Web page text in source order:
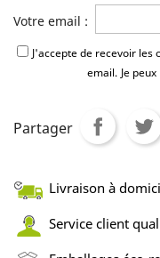
Votre email :
J'accepte de recevoir les
email. Je
Partager
Livraison à
Service client